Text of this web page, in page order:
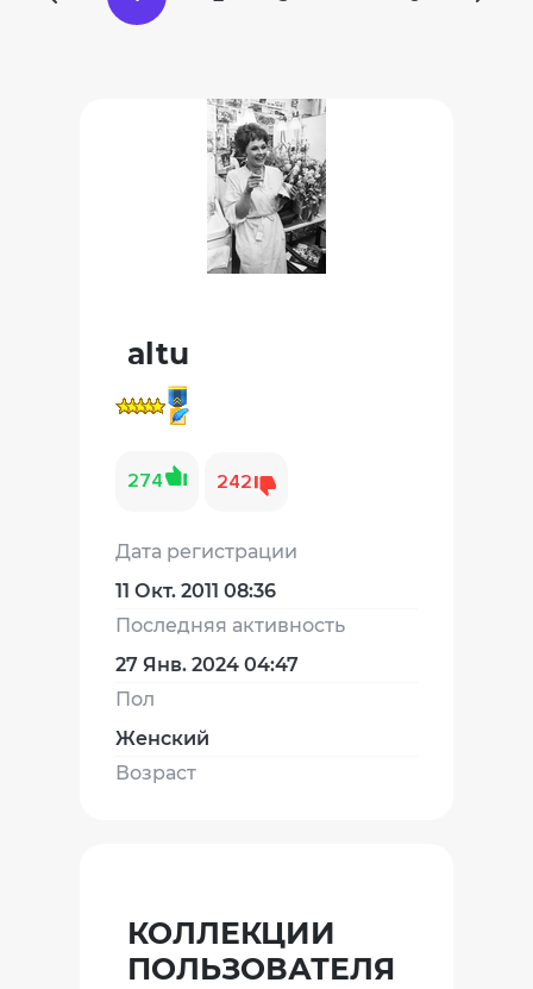
altu
274 242
Дата регистрации
11 Окт. 2011 08:36
Последняя активность
27 Янв. 2024 04:47
Пол
Женский
Возраст
КОЛЛЕКЦИИ
ПОЛЬЗОВАТЕЛЯ